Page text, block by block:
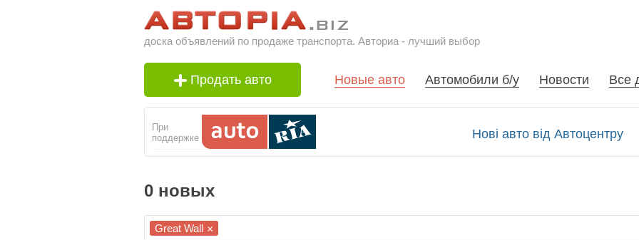
доска объявлений по продаже транспорта. Авториа - лучший выбор
Продать авто Новые авто Автомобили б/у Новости Все
При
поддержке
Нові авто від Автоцентру
0 новых
Great Wall ×